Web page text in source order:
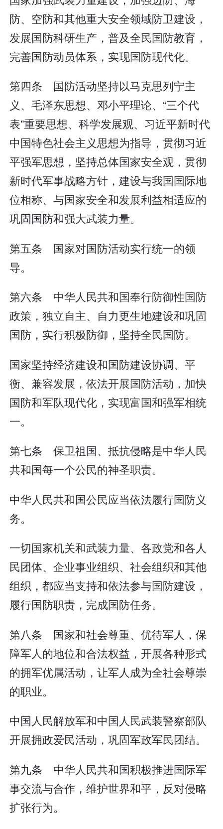
防、空防和其他重大安全领域防卫建设，
发展国防科研生产，普及全民国防教育，
完善国防动员体系，实现国防现代化。
第四条 国防活动坚持以马克思列宁主
义、毛泽东思想、邓小平理论、“三个代
表”重要思想、科学发展观、习近平新时代
中国特色社会主义思想为指导，贯彻习近
平强军思想，坚持总体国家安全观，贯彻
新时代军事战略方针，建设与我国国际地
位相称、与国家安全和发展利益相适应的
巩固国防和强大武装力量。
第五条 国家对国防活动实行统一的领
导。
第六条 中华人民共和国奉行防御性国防
政策，独立自主、自力更生地建设和巩固
国防，实行积极防御，坚持全民国防。
国家坚持经济建设和国防建设协调、平
衡、兼容发展，依法开展国防活动，加快
国防和军队现代化，实现富国和强军相统
一。
第七条 保卫祖国、抵抗侵略是中华人民
共和国每一个公民的神圣职责。
中华人民共和国公民应当依法履行国防义
务。
一切国家机关和武装力量、各政党和各人
民团体、企业事业组织、社会组织和其他
组织，都应当支持和依法参与国防建设，
履行国防职责，完成国防任务。
第八条 国家和社会尊重、优待军人，保
障军人的地位和合法权益，开展各种形式
的拥军优属活动，让军人成为全社会尊崇
的职业。
中国人民解放军和中国人民武装警察部队
开展拥政爱民活动，巩固军政军民团结。
第九条 中华人民共和国积极推进国际军
事交流与合作，维护世界和平，反对侵略
扩张行为。